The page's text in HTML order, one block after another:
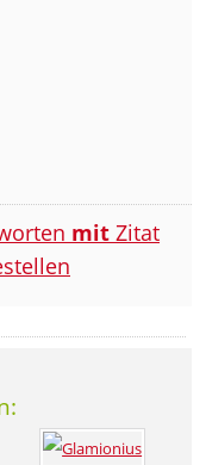
mit Zitat